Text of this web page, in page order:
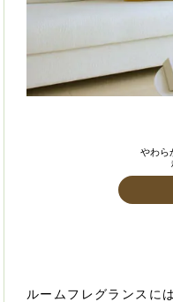
やわら
ルームフレグランスに